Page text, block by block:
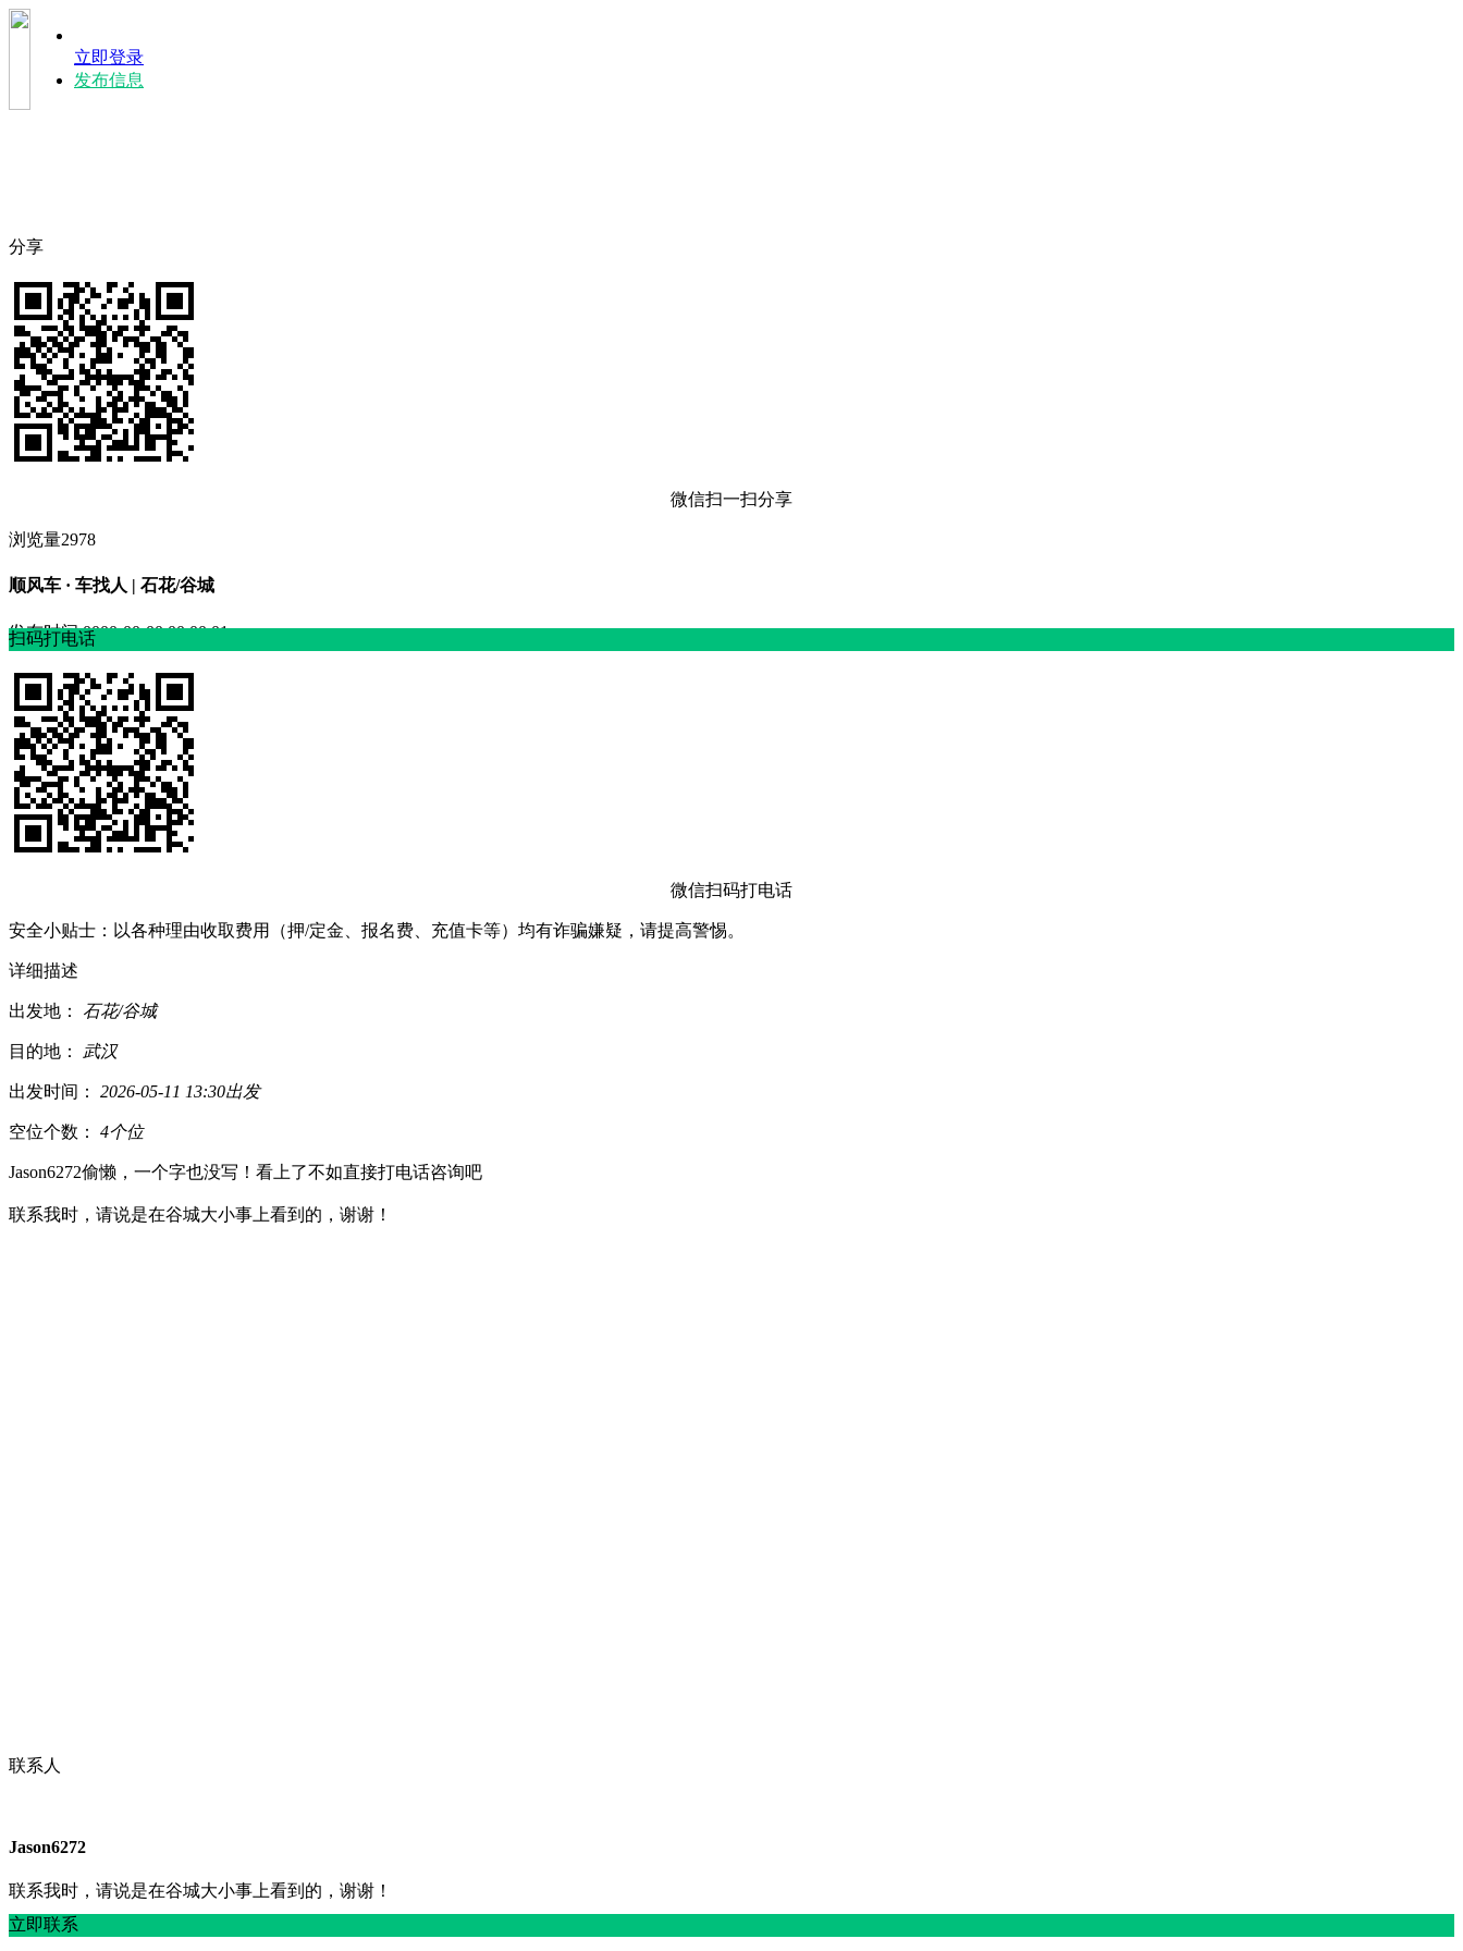
立即登录
发布信息
分享
微信扫一扫分享
浏览量2978
顺风车 · 车找人 | 石花/谷城
发布时间0000-00-00 00:00:01
扫码打电话
微信扫码打电话
安全小贴士：以各种理由收取费⽤（押/定⾦、报名费、充值卡等）均有诈骗嫌疑，请提⾼警惕。
详细描述
出发地： 石花/谷城
目的地： 武汉
出发时间： 2026-05-11 13:30出发
空位个数： 4个位
Jason6272偷懒，一个字也没写！看上了不如直接打电话咨询吧
联系我时，请说是在谷城大小事上看到的，谢谢！
联系人
Jason6272
联系我时，请说是在谷城大小事上看到的，谢谢！
立即联系